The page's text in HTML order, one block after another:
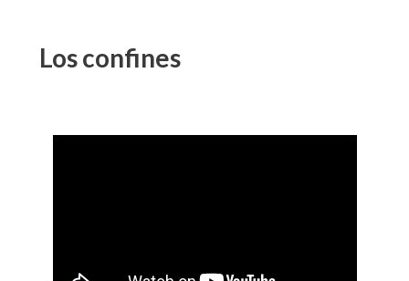
Los confines